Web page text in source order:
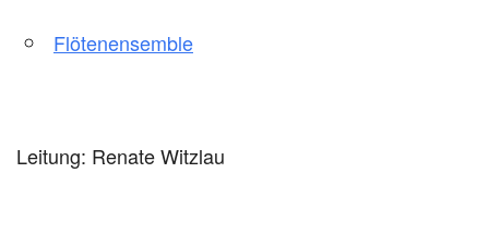
Flötenensemble
Leitung: Renate Witzlau